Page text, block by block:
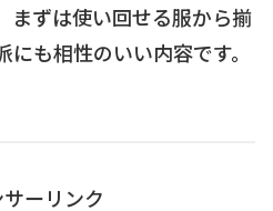
まずは使い回せる服から揃
も相性のいい内容です。
ーリンク